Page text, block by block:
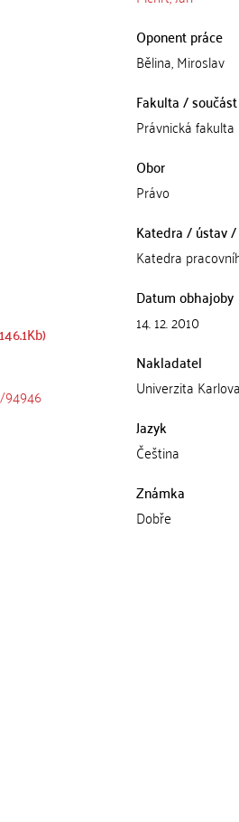
94946
Oponent práce
Bělina, Miroslav
Fakulta / součást
Právnická fakulta
Obor
Právo
Katedra / ústav
Katedra
Datum obhajoby
14. 12. 2010
Nakladatel
Univerzita
Jazyk
Čeština
Známka
Dobře